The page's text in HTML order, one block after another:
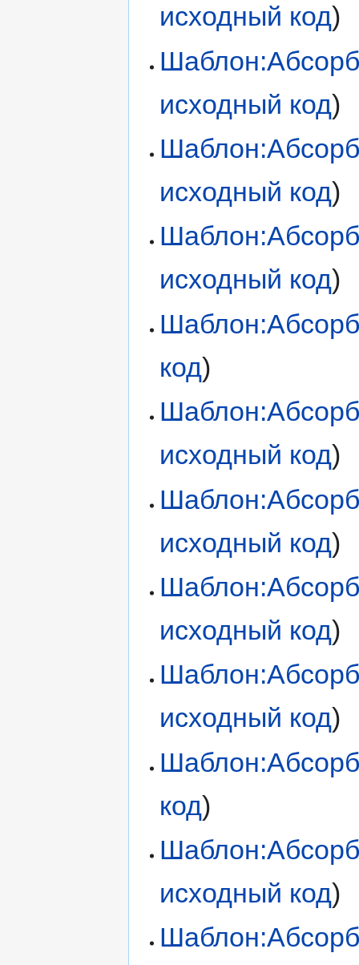
исходный код)
исходный код)
исходный код)
исходный код)
код)
исходный код)
исходный код)
исходный код)
исходный код)
код)
исходный код)